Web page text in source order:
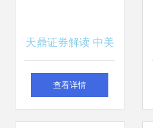
天鼎证券解读 中美
关系进入新阶段，
查看详情